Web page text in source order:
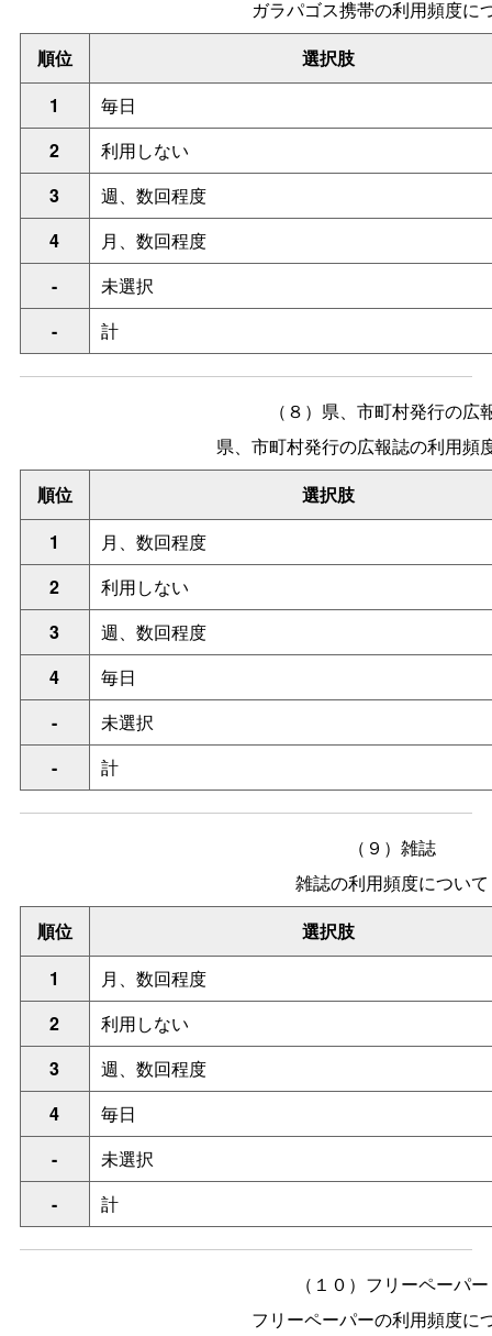
ガラパゴス携帯の利用頻度に
順位
選択肢
1
毎日
2
利用しない
3
週、数回程度
4
月、数回程度
-
未選択
-
計
（８）県、市町村発行の広
県、市町村発行の広報誌の利用頻
順位
選択肢
1
月、数回程度
2
利用しない
3
週、数回程度
4
毎日
-
未選択
-
計
（９）雑誌
雑誌の利用頻度について
順位
選択肢
1
月、数回程度
2
利用しない
3
週、数回程度
4
毎日
-
未選択
-
計
（１０）フリーペーパー
フリーペーパーの利用頻度に